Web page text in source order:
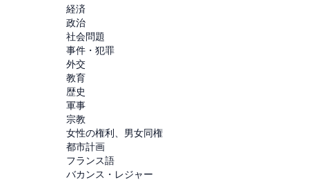
経済
政治
社会問題
事件・犯罪
外交
教育
歴史
軍事
宗教
女性の権利、男女同権
都市計画
フランス語
バカンス・レジャー